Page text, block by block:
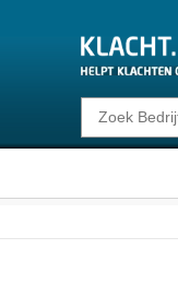
Klacht